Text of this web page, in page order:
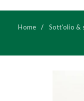
Home / Sott'olio &